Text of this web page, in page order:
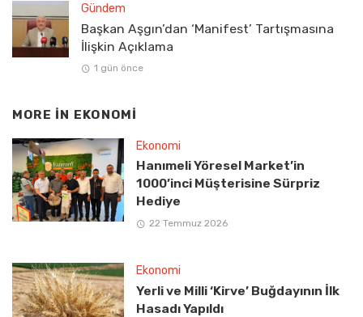
Gündem
Başkan Aşgın’dan ‘Manifest’ Tartışmasına
İlişkin Açıklama
1 gün önce
MORE IN EKONOMI
Ekonomi
Hanımeli Yöresel Market’in
1000’inci Müşterisine Sürpriz
Hediye
22 Temmuz 2026
Ekonomi
Yerli ve Milli ‘Kirve’ Buğdayının İlk
Hasadı Yapıldı